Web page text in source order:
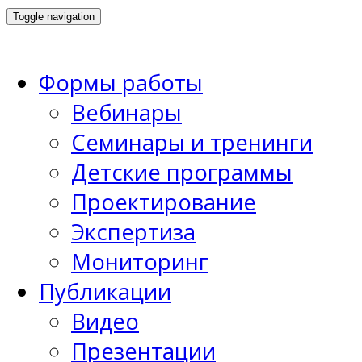
Toggle navigation
Формы работы
Вебинары
Семинары и тренинги
Детские программы
Проектирование
Экспертиза
Мониторинг
Публикации
Видео
Презентации